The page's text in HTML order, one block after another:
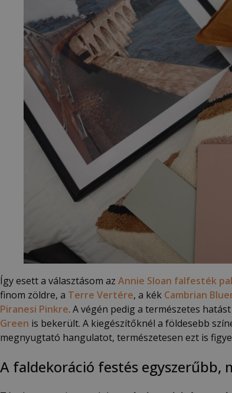
Így esett a választásom az Annie Sloan falfesték
finom zöldre, a Terre Vertére, a kék Cambrian
Piranesi Pinkre. A végén pedig a természetes
Green is bekerült. A kiegészítőknél a földesebb
megnyugtató hangulatot, természetesen ezt is
A faldekoráció festés egyszerűbb,